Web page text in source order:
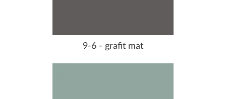
9-6 - grafit mat